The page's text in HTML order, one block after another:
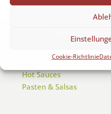
Cookie-Richtlinie
Chilisaucen
Hot Sauces
Pasten & Salsas